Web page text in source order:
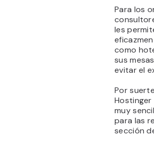
Para los
les
como
sus
evitar el
Por
muy
para las
sección